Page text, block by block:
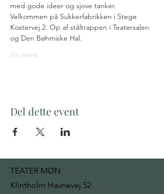
med gode ideer og sjove tanker.
Velkommen på Sukkerfabrikken i Stege
Kostervej 2. Op af ståltrappen i Teatersalen
og Den Bøhmiske Hal.
Vis mere
Del dette event
TEATER MØN
Klintholm Havnevej 52